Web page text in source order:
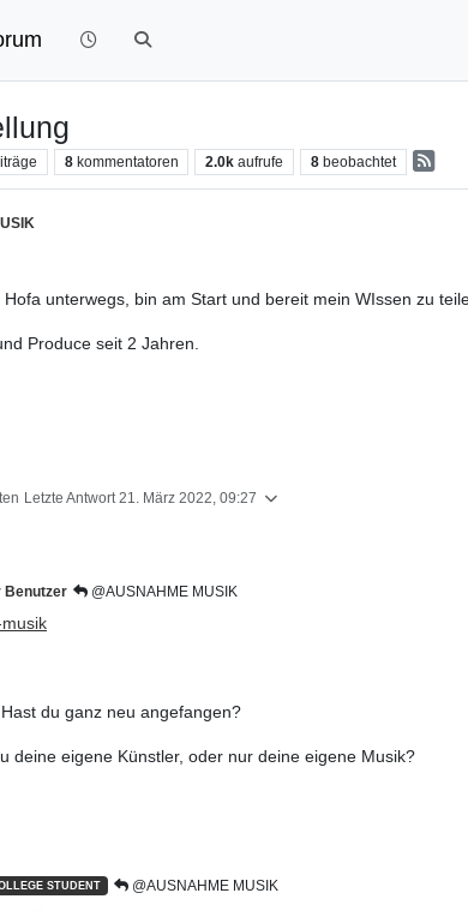
8 kommentatoren 2.0k aufrufe 8 beobachtet
unterwegs, bin am Start und bereit mein WIssen zu
Produce seit 2 Jahren.
Letzte Antwort 21. März 2022, 09:27
Benutzer @AUSNAHME MUSIK
du ganz neu angefangen?
deine eigene Künstler, oder nur deine eigene Musik?
STUDENT @AUSNAHME MUSIK